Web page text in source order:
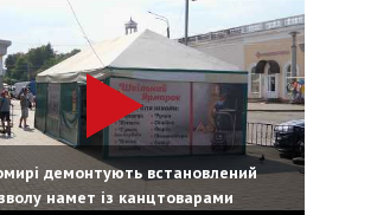
демонтують встановлений
намет із канцтоварами